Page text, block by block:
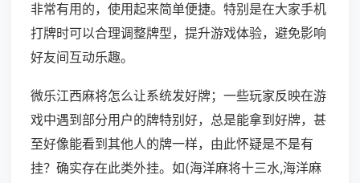
非常有用的，使用起来简单便捷。特别是在大家手机
打牌时可以合理调整牌型，提升游戏体验，避免影响
好友间互动乐趣。
微乐江西麻将怎么让系统发好牌；一些玩家反映在游
戏中遇到部分用户的牌特别好，总是能拿到好牌，甚
至好像能看到其他人的牌一样，由此怀疑是不是有
挂？确实存在此类外挂。如(海洋麻将十三水,海洋麻